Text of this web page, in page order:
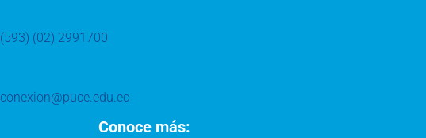
(593) (02) 2991700
conexion@puce.edu.ec
Conoce más: